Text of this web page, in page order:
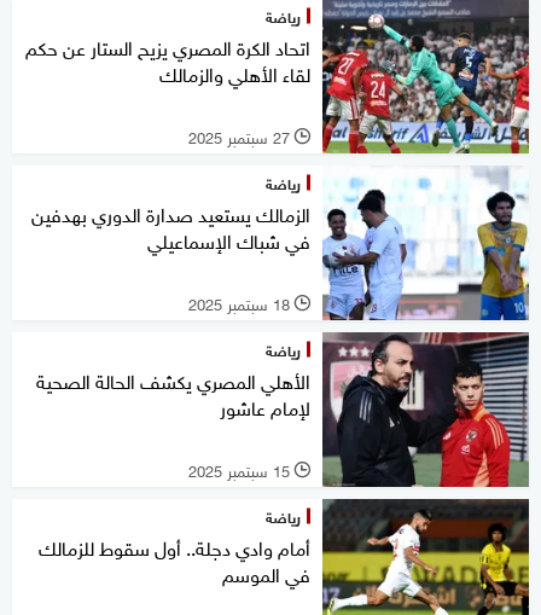
رياضة
اتحاد الكرة المصري يزيح الستار عن حكم
لقاء الأهلي والزمالك
l 27 سبتمبر 2025
رياضة
الزمالك يستعيد صدارة الدوري بهدفين
في شباك الإسماعيلي
l 18 سبتمبر 2025
رياضة
الأهلي المصري يكشف الحالة الصحية
لإمام عاشور
l 15 سبتمبر 2025
رياضة
أمام وادي دجلة.. أول سقوط للزمالك
في الموسم